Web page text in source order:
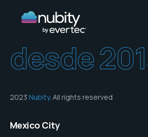
desde
2023 Nubity. All rights reserved
Mexico City